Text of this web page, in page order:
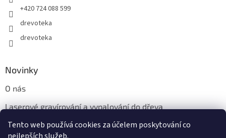
Tento web používá cookies za účelem poskytování co
+420 724 088 599
drevoteka
drevoteka
Novinky
O nás
Laserové gravírování a vypalování do dřeva
Proč jíst z přírodních dřevěných talířů: Ekologická a Stylová
Volba